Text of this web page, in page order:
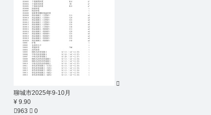

聊城市2025年9-10月
¥ 9.90
963  0